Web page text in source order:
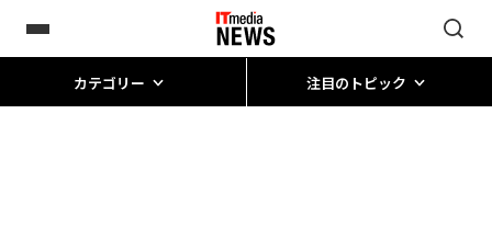
カテゴリー 注目のトピック